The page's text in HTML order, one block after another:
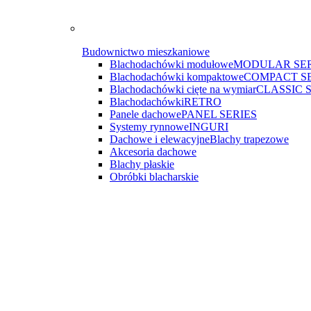
Budownictwo mieszkaniowe
Blachodachówki modułoweMODULAR
Blachodachówki kompaktoweCOMPACT
Blachodachówki cięte na wymiarCLASSIC
BlachodachówkiRETRO
Panele dachowePANEL SERIES
Systemy rynnoweINGURI
Dachowe i elewacyjneBlachy trapezowe
Akcesoria dachowe
Blachy płaskie
Obróbki blacharskie